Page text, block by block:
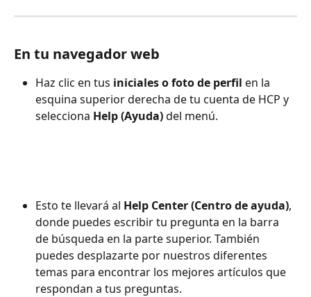
En tu navegador web
Haz clic en tus inicialeso foto de perfil en la
esquina superior derecha de tu cuenta de HCP y
selecciona Help (Ayuda) del menú.
Esto te llevará al Help Center (Centro de ayuda),
donde puedes escribir tu pregunta en la barra
de búsqueda en la parte superior. También
puedes desplazarte por nuestros diferentes
temas para encontrar los mejores artículos que
respondan a tus preguntas.